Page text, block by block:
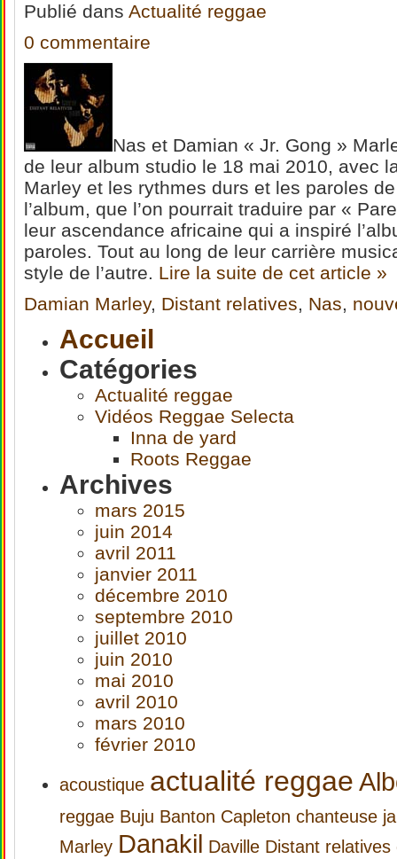
Publié dans Actualité reggae
0 commentaire
Nas et Damian « Jr. Gong »
de leur album studio le 18 mai 2010, avec
Marley et les rythmes durs et les paroles
l’album, que l’on pourrait traduire par «
leur ascendance africaine qui a inspiré
paroles. Tout au long de leur carrière
style de l’autre. Lire la suite de cet article »
Damian Marley, Distant relatives, Nas,
Accueil
Catégories
Actualité reggae
Vidéos Reggae Selecta
Inna de yard
Roots Reggae
Archives
mars 2015
juin 2014
avril 2011
janvier 2011
décembre 2010
septembre 2010
juillet 2010
juin 2010
mai 2010
avril 2010
mars 2010
février 2010
acoustique actualité reggae
reggae Buju Banton Capleton chanteuse
Marley Danakil Daville Distant relatives